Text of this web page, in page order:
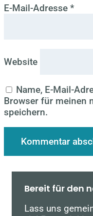
E-Mail-Adresse *
Website
Name, E-Mail-
Browser für meinen
speichern.
Bereit für den
Lass uns